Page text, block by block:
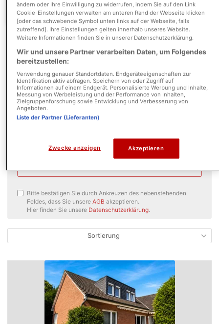
Objekttyp: Einfamilienhaus
Neue Angebote per E-Mail erhalten
Bitte bestätigen Sie durch Ankreuzen des nebenstehenden
Feldes, dass Sie unsere AGB akzeptieren.
Hier finden Sie unsere Datenschutzerklärung.
Sortierung
ändern oder Ihre Einwilligung zu widerrufen, indem Sie auf den Link
Cookie-Einstellungen verwalten am unteren Rand der Webseite klicken
[oder das schwebende Symbol unten links auf der Webseite, falls
zutreffend]. Ihre Einstellungen gelten innerhalb unseres Website.
Weitere Informationen finden Sie in unserer Datenschutzerklärung.
Wir und unsere Partner verarbeiten Daten, um Folgendes
bereitzustellen:
Verwendung genauer Standortdaten. Endgeräteeigenschaften zur
Identifikation aktiv abfragen. Speichern von oder Zugriff auf
Informationen auf einem Endgerät. Personalisierte Werbung und Inhalte,
Messung von Werbeleistung und der Performance von Inhalten,
Zielgruppenforschung sowie Entwicklung und Verbesserung von
Angeboten.
Liste der Partner (Lieferanten)
Zwecke anzeigen Akzeptieren